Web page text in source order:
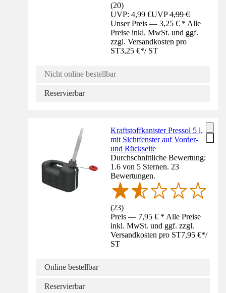
(20)
UVP: 4,99 €UVP4,99 €
Unser Preis — 3,25 € * Alle
Preise inkl. MwSt. und ggf.
zzgl. Versandkosten pro
ST3,25 €*/ ST
Nicht online bestellbar
Reservierbar
Kraftstoffkanister Pressol 5 l,
mit Sichtfenster auf Vorder-
und Rückseite
Durchschnittliche Bewertung:
1.6 von 5 Sternen. 23
Bewertungen.
(23)
Preis — 7,95 € * Alle Preise
inkl. MwSt. und ggf. zzgl.
Versandkosten pro ST7,95 €*/
ST
Online bestellbar
Reservierbar